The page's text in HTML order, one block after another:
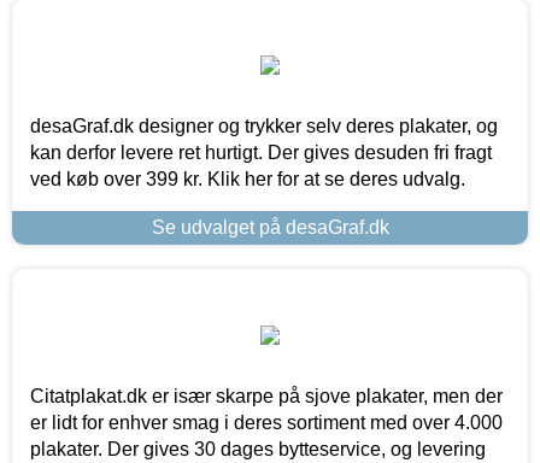
desaGraf.dk designer og trykker selv deres plakater, og
kan derfor levere ret hurtigt. Der gives desuden fri fragt
ved køb over 399 kr. Klik her for at se deres udvalg.
Se udvalget på desaGraf.dk
Citatplakat.dk er især skarpe på sjove plakater, men der
er lidt for enhver smag i deres sortiment med over 4.000
plakater. Der gives 30 dages bytteservice, og levering